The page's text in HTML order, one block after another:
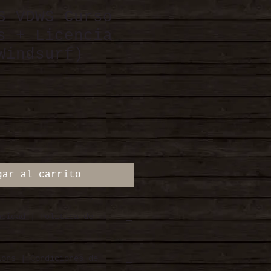
VDWS Curso
+ Licencia
al carrito
| Politica de
| Condiciones de